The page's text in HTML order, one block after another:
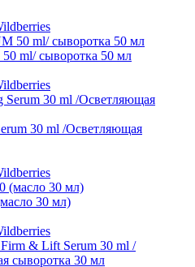
ml/ сыворотка 50 мл
30 ml /Осветляющая
30 мл)